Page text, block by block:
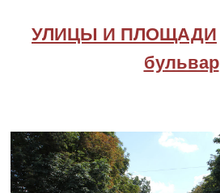
УЛИЦЫ И ПЛОЩАДИ
бульвар